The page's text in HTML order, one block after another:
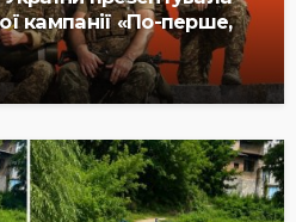
кампанії «По-перше,